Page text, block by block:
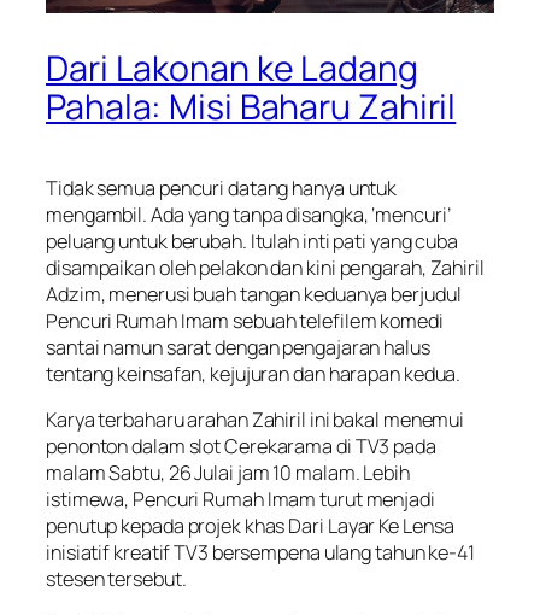
Dari Lakonan ke Ladang
Pahala: Misi Baharu Zahiril
Tidak semua pencuri datang hanya untuk
mengambil. Ada yang tanpa disangka, ‘mencuri’
peluang untuk berubah. Itulah inti pati yang cuba
disampaikan oleh pelakon dan kini pengarah, Zahiril
Adzim, menerusi buah tangan keduanya berjudul
Pencuri Rumah Imam sebuah telefilem komedi
santai namun sarat dengan pengajaran halus
tentang keinsafan, kejujuran dan harapan kedua.
Karya terbaharu arahan Zahiril ini bakal menemui
penonton dalam slotCerekaramadi TV3 pada
malam Sabtu, 26 Julai jam 10 malam. Lebih
istimewa, Pencuri Rumah Imamturut menjadi
penutup kepada projek khasDari Layar Ke Lensa
inisiatif kreatif TV3 bersempena ulang tahun ke-41
stesen tersebut.